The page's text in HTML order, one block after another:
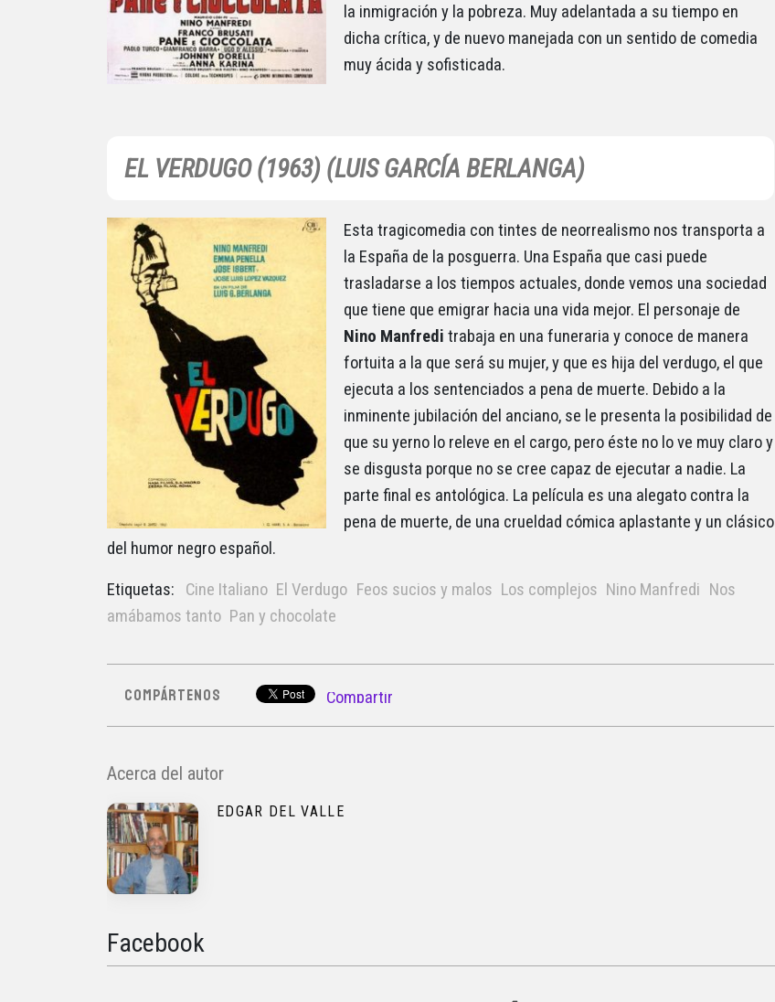
la inmigración y la pobreza. Muy adelantada a su tiempo en
dicha crítica, y de nuevo manejada con un sentido de comedia
muy ácida y sofisticada.
EL VERDUGO (1963) (LUIS GARCÍA BERLANGA)
Esta tragicomedia con tintes de neorrealismo nos transporta a
la España de la posguerra. Una España que casi puede
trasladarse a los tiempos actuales, donde vemos una sociedad
que tiene que emigrar hacia una vida mejor. El personaje de
Nino Manfredi trabaja en una funeraria y conoce de manera
fortuita a la que será su mujer, y que es hija del verdugo, el que
ejecuta a los sentenciados a pena de muerte. Debido a la
inminente jubilación del anciano, se le presenta la posibilidad de
que su yerno lo releve en el cargo, pero éste no lo ve muy claro y
se disgusta porque no se cree capaz de ejecutar a nadie. La
parte final es antológica. La película es una alegato contra la
pena de muerte, de una crueldad cómica aplastante y un clásico
del humor negro español.
Etiquetas: Cine Italiano El Verdugo Feos sucios y malos Los complejos Nino Manfredi Nos
amábamos tanto Pan y chocolate
COMPÁRTENOS Compartir
Acerca del autor
EDGAR DEL VALLE
Facebook